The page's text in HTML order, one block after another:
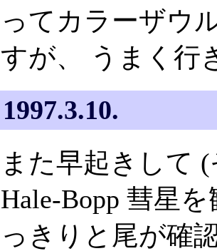
ってカラーザウ
すが、 うまく行
1997.3.10.
また早起きして
Hale-Bopp 彗星
っきりと尾が確